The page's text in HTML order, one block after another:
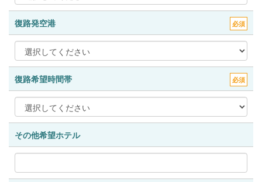
復路発空港 必須
復路希望時間帯 必須
その他希望ホテル